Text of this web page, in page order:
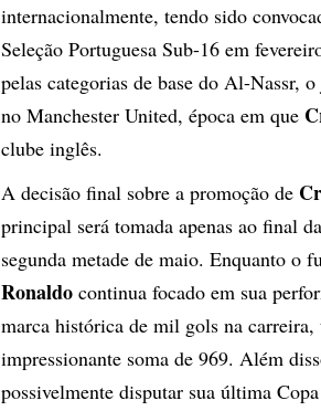
internacionalmente, tendo sido
Seleção Portuguesa Sub-16 em
pelas categorias de base do Al-Nassr,
no Manchester United, época em que
clube inglês.
A decisão final sobre a promoção de
principal será tomada apenas ao final
segunda metade de maio. Enquanto o
Ronaldo continua focado em sua
marca histórica de mil gols na carreira,
impressionante soma de 969. Além
possivelmente disputar sua última